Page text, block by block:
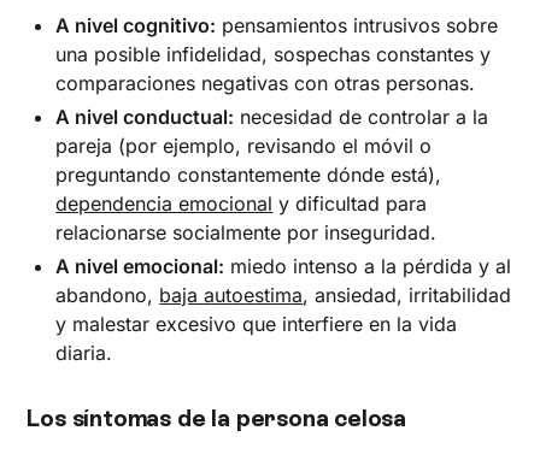
A nivel cognitivo: pensamientos intrusivos sobre
una posible infidelidad, sospechas constantes y
comparaciones negativas con otras personas.
A nivel conductual: necesidad de controlar a la
pareja (por ejemplo, revisando el móvil o
preguntando constantemente dónde está),
dependencia emocional y dificultad para
relacionarse socialmente por inseguridad.
A nivel emocional: miedo intenso a la pérdida y al
abandono, baja autoestima, ansiedad, irritabilidad
y malestar excesivo que interfiere en la vida
diaria.
Los síntomas de la persona celosa